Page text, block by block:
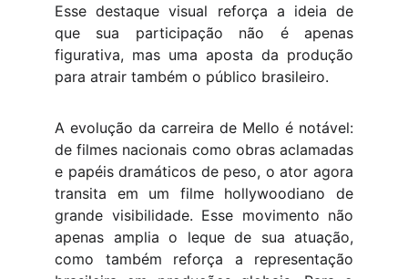
Esse destaque visual reforça a ideia de
que sua participação não é apenas
figurativa, mas uma aposta da produção
para atrair também o público brasileiro.
A evolução da carreira de Mello é notável:
de filmes nacionais como obras aclamadas
e papéis dramáticos de peso, o ator agora
transita em um filme hollywoodiano de
grande visibilidade. Esse movimento não
apenas amplia o leque de sua atuação,
como também reforça a representação